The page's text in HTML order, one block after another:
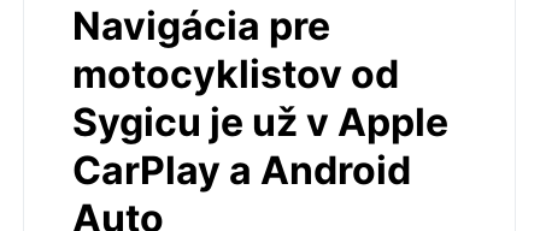
Navigácia pre
motocyklistov od
Sygicu je už v Apple
CarPlay a Android
Auto